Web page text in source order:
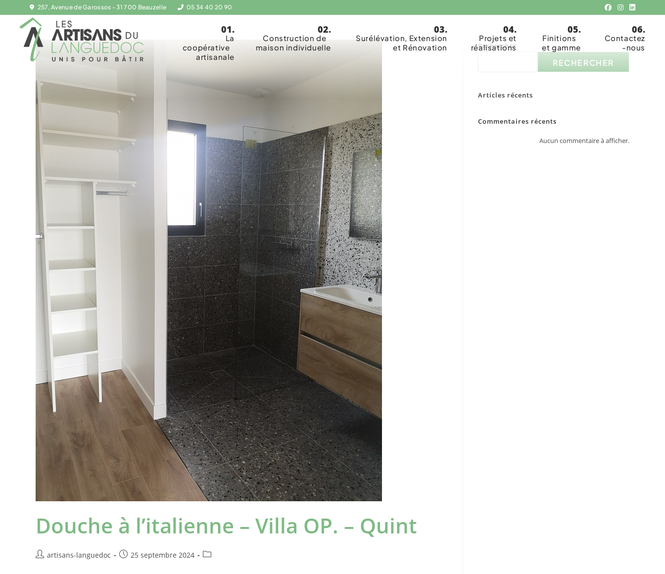
257, Avenue de Garossos - 31 700 Beauzelle 05 34 40 20 90
La
coopérative
artisanale
Construction de
maison individuelle
Surélévation, Extension
et Rénovation
Projets et
réalisations
Finitions
et gamme
Contactez
-nous
Douche à l’italienne – Villa OP. – Quint
artisans-languedoc 25 septembre 2024
Rechercher
RECHERCHER
Articles récents
Commentaires récents
Aucun commentaire à afficher.